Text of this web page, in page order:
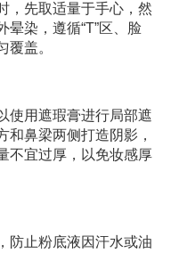
，先取适量于手心，然
晕染，遵循“T”区、脸
覆盖。
使用遮瑕膏进行局部遮
和鼻梁两侧打造阴影，
不宜过厚，以免妆感厚
防止粉底液因汗水或油